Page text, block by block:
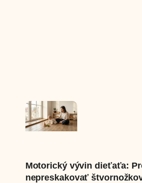
Motorický vývin dieťaťa:
nepreskakovať